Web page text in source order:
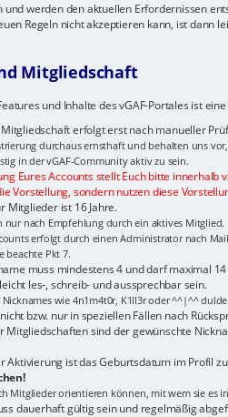
und werden den aktuellen Erfordernissen
Regeln nicht akzeptieren kann, ist dann
Mitgliedschaft
und Inhalte des vGAF-Portales ist
erfolgt erst nach manueller
durchaus ernsthaft und behalten uns
in der vGAF-Community aktiv zu sein.
Eures Accounts stellt Euch bitte
Vorstellung, sondern nutzen diese
Mitglieder ist 16 Jahre.
nur nach Empfehlung durch ein aktives Mitglied.
erfolgt durch einen Administrator nach
beachte Pkt 7.
muss mindestens 4 und darf maximal
les-, schreib- und aussprechbar sein.
wie 4n1m4t0r, K1ll3r oder ^^|^^
bzw. nur in speziellen Fällen nach
Mitgliedschaften sind der gewünschte
Aktivierung ist das Geburtsdatum im Profil
Mitglieder orientieren können, mit wem sie es
dauerhaft gültig sein und regelmäßig